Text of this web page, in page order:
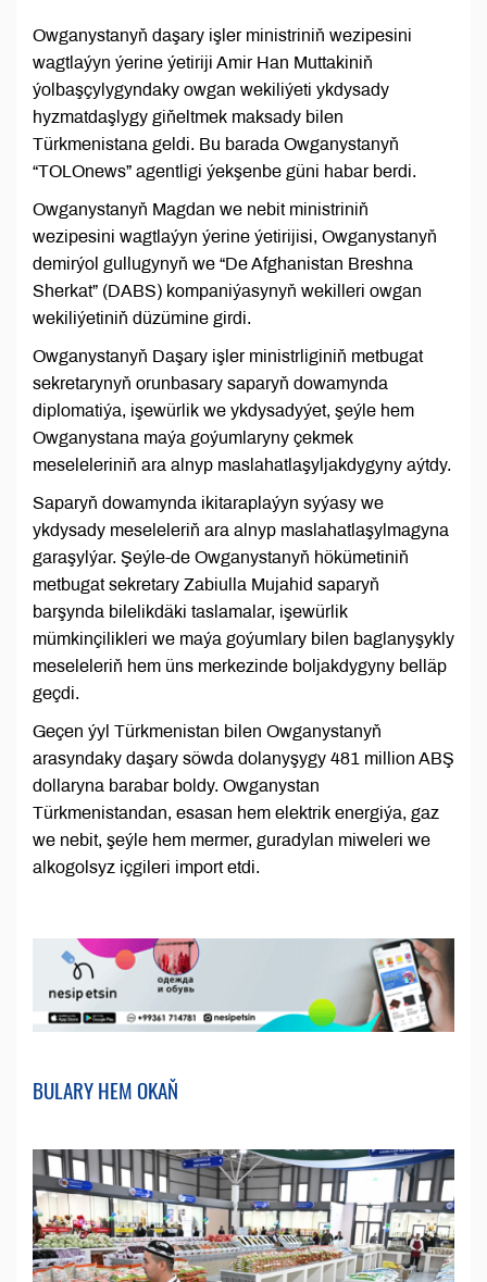
Owganystanyň daşary işler ministriniň wezipesini
wagtlaýyn ýerine ýetiriji Amir Han Muttakiniň
ýolbaşçylygyndaky owgan wekiliýeti ykdysady
hyzmatdaşlygy giňeltmek maksady bilen
Türkmenistana geldi. Bu barada Owganystanyň
“TOLOnews” agentligi ýekşenbe güni habar berdi.
Owganystanyň Magdan we nebit ministriniň
wezipesini wagtlaýyn ýerine ýetirijisi, Owganystanyň
demirýol gullugynyň we “De Afghanistan Breshna
Sherkat” (DABS) kompaniýasynyň wekilleri owgan
wekiliýetiniň düzümine girdi.
Owganystanyň Daşary işler ministrliginiň metbugat
sekretarynyň orunbasary saparyň dowamynda
diplomatiýa, işewürlik we ykdysadyýet, şeýle hem
Owganystana maýa goýumlaryny çekmek
meseleleriniň ara alnyp maslahatlaşyljakdygyny aýtdy.
Saparyň dowamynda ikitaraplaýyn syýasy we
ykdysady meseleleriň ara alnyp maslahatlaşylmagyna
garaşylýar. Şeýle-de Owganystanyň hökümetiniň
metbugat sekretary Zabiulla Mujahid saparyň
barşynda bilelikdäki taslamalar, işewürlik
mümkinçilikleri we maýa goýumlary bilen baglanyşykly
meseleleriň hem üns merkezinde boljakdygyny belläp
geçdi.
Geçen ýyl Türkmenistan bilen Owganystanyň
arasyndaky daşary söwda dolanyşygy 481 million ABŞ
dollaryna barabar boldy. Owganystan
Türkmenistandan, esasan hem elektrik energiýa, gaz
we nebit, şeýle hem mermer, guradylan miweleri we
alkogolsyz içgileri import etdi.
BULARY HEM OKAŇ